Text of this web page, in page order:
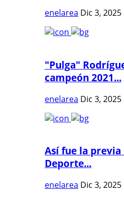
enelarea Dic 3, 2025
"Pulga"
campeón 2021...
enelarea Dic 3, 2025
Así fue la previa
Deporte...
enelarea Dic 3, 2025